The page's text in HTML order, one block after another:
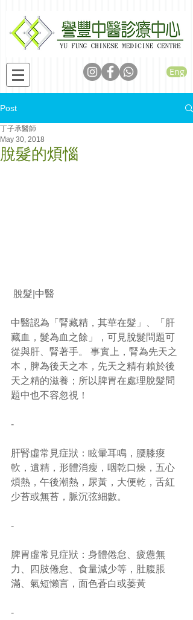
Eng
Post
脫髮的煩惱
丁子承醫師
May 30, 2018
脫髮|中醫
中醫認為「腎藏精，其華在髮」、「肝
藏血，髮為血之餘」，可見脫髮問題可
從與肝、腎著手。 事實上，腎為先天之
本，脾為後天之本，先天之精有賴於後
天之精的滋養；所以脾胃在處理脫髮問
題中也不容忽視！
-
肝腎虛常見症狀：眩暈耳鳴，腰膝痠
軟，遺精，形體消瘦，咽乾口燥，五心
煩熱，午後潮熱，尿黃，大便乾，舌紅
少苔或無苔，脈沉弦細數。
-
脾胃虛常見症狀：身體倦怠、疲憊無
力、四肢倦怠、食量減少等，肚腹脹
滿、氣短懶言，面色蒼白或萎黃
-